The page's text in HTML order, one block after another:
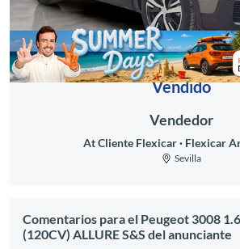
Vendido
Vendedor
At Cliente Flexicar Flexicar
Sevilla
Comentarios para el Peugeot 3008
(120CV) ALLURE S&S del anunciante